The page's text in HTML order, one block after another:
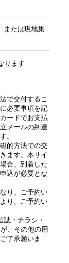
または現地集
ります
で交付するこ
必要事項を記
ードでお支払
メールの到達
。
的方法での交
ます。本サイ
合、到着した
込が必要とな
り、ご予約い
り、ご予約い
・チラシ・
、その他の用
了承願いま